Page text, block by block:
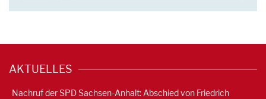
AKTUELLES
Nachruf der SPD Sachsen-Anhalt: Abschied von Friedrich